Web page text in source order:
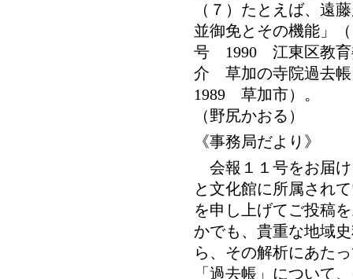
（７）たとえば、遠
並御免とその機能」
号 1990 江東区教育
介 草加の寺院過去
1989 草加市）。
（野尻かおる）
《事務局だより》
会報１１号をお届
と文化館に所属され
を申し上げてご投稿
かでも、貴重な地域
ら、その解析にあた
「過去帳」について